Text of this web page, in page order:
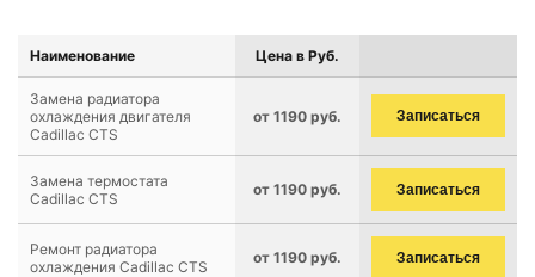
Наименование Цена в Руб.
Замена радиатора
охлаждения двигателя
Cadillac CTS
от 1190 руб. Записаться
Замена термостата
Cadillac CTS
от 1190 руб. Записаться
Ремонт радиатора
охлаждения Cadillac CTS
от 1190 руб. Записаться